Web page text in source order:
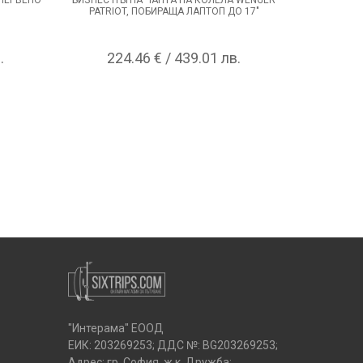
PATRIOT, ПОБИРАЩА ЛАПТОП ДО 17"
224.46 € / 439.01 лв.
"Интерама" ЕООД
ЕИК: 203269253; ДДС №: BG203269253;